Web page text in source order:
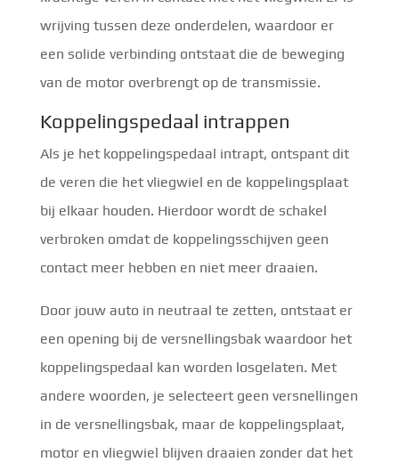
wrijving tussen deze onderdelen, waardoor er
een solide verbinding ontstaat die de beweging
van de motor overbrengt op de transmissie.
Koppelingspedaal intrappen
Als je het koppelingspedaal intrapt, ontspant dit
de veren die het vliegwiel en de koppelingsplaat
bij elkaar houden. Hierdoor wordt de schakel
verbroken omdat de koppelingsschijven geen
contact meer hebben en niet meer draaien.
Door jouw auto in neutraal te zetten, ontstaat er
een opening bij de versnellingsbak waardoor het
koppelingspedaal kan worden losgelaten. Met
andere woorden, je selecteert geen versnellingen
in de versnellingsbak, maar de koppelingsplaat,
motor en vliegwiel blijven draaien zonder dat het